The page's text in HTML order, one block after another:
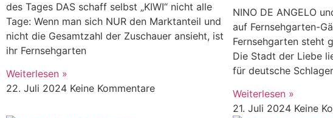
des Tages DAS schaff selbst „KIWI“ nicht alle
Tage: Wenn man sich NUR den Marktanteil und
nicht die Gesamtzahl der Zuschauer ansieht, ist
ihr Fernsehgarten
Weiterlesen »
22. Juli 2024 Keine Kommentare
NINO DE ANGELO
auf Fernsehgarten-
Fernsehgarten steht
Die Stadt der Liebe
für deutsche
Weiterlesen »
21. Juli 2024 Keine